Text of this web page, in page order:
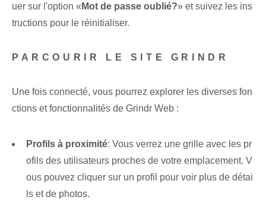
uer sur l'option « Mot de passe oublié?» et suivez les ins
tructions pour le réinitialiser.
PARCOURIR LE SITE GRINDR
Une fois connecté, vous pourrez explorer les ⁣diverses‍ fon
ctions et fonctionnalités de Grindr Web :
Profils à proximité: Vous verrez une grille ‌avec les pr
ofils des utilisateurs proches de votre emplacement. V
ous pouvez cliquer sur un profil pour voir plus de détai
ls et de photos.